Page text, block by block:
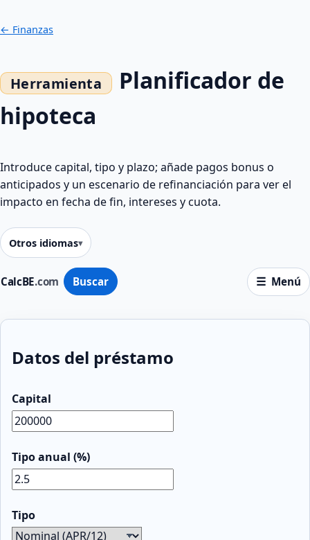
CalcBE.com Buscar Menú
← Finanzas
Planificador de
hipoteca
Introduce capital, tipo y plazo; añade pagos bonus o
anticipados y un escenario de refinanciación para ver el
impacto en fecha de fin, intereses y cuota.
Otros idiomas
Datos del préstamo
Capital
Tipo anual (%)
Tipo